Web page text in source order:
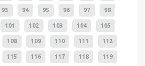
93 94 95 96 97 98
101 102 103 104 105
108 109 110 111 112
115 116 117 118 119